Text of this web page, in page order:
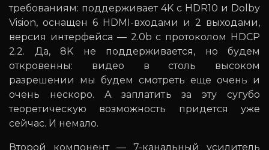
требованиям: поддерживает 4K с HDR10 и Dolby
Vision, оснащен 6 HDMI-входами и 2 выходами,
версия интерфейса — 2.0b с протоколом HDCP
2.2. Да, 8K не поддерживается, но будем
откровенны: видео в столь высоком
разрешении мы будем смотреть еще очень и
очень нескоро. А заплатить за эту сугубо
теоретическую возможность придется уже
сейчас. И немало.
Второй компонент — 7-канальный усилитель